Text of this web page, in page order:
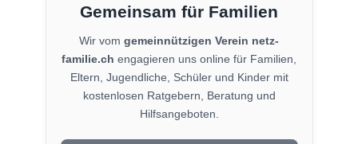
Gemeinsam für Familien
Wir vom gemeinnützigen Verein netz-
familie.ch engagieren uns online für Familien,
Eltern, Jugendliche, Schüler und Kinder mit
kostenlosen Ratgebern, Beratung und
Hilfsangeboten.